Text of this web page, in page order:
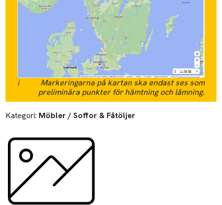
i
Markeringarna på kartan ska endast ses som
preliminära punkter för hämtning och lämning.
Kategori: Möbler / Soffor & Fåtöljer